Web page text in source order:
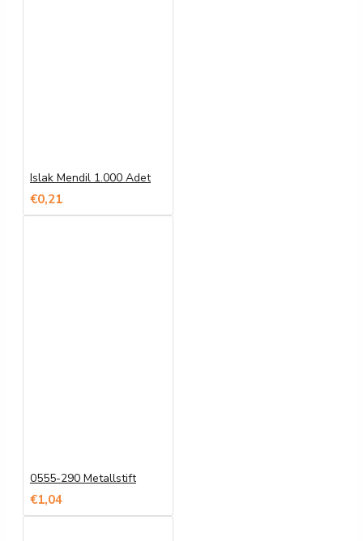
Islak Mendil 1.000 Adet
€0,21
0555-290 Metallstift
€1,04